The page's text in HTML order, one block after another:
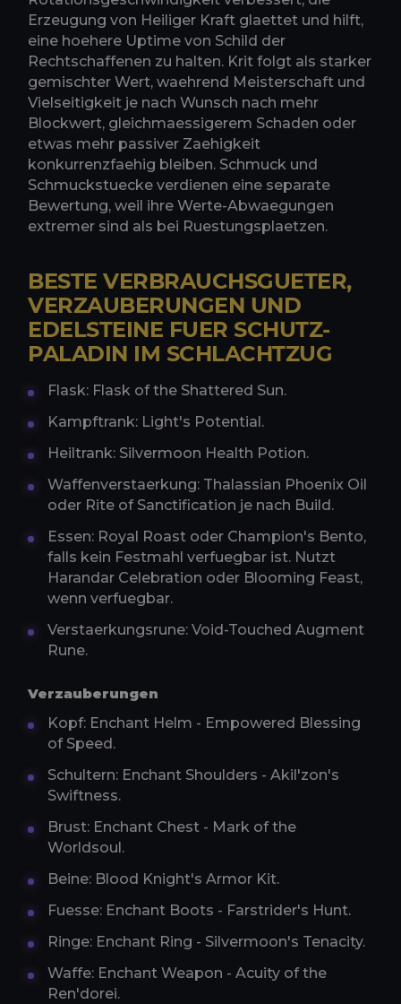
Erzeugung von Heiliger Kraft glaettet und hilft,
eine hoehere Uptime von Schild der
Rechtschaffenen zu halten. Krit folgt als starker
gemischter Wert, waehrend Meisterschaft und
Vielseitigkeit je nach Wunsch nach mehr
Blockwert, gleichmaessigerem Schaden oder
etwas mehr passiver Zaehigkeit
konkurrenzfaehig bleiben. Schmuck und
Schmuckstuecke verdienen eine separate
Bewertung, weil ihre Werte-Abwaegungen
extremer sind als bei Ruestungsplaetzen.
BESTE VERBRAUCHSGUETER,
VERZAUBERUNGEN UND
EDELSTEINE FUER SCHUTZ-
PALADIN IM SCHLACHTZUG
Flask: Flask of the Shattered Sun.
Kampftrank: Light's Potential.
Heiltrank: Silvermoon Health Potion.
Waffenverstaerkung: Thalassian Phoenix Oil
oder Rite of Sanctification je nach Build.
Essen: Royal Roast oder Champion's Bento,
falls kein Festmahl verfuegbar ist. Nutzt
Harandar Celebration oder Blooming Feast,
wenn verfuegbar.
Verstaerkungsrune: Void-Touched Augment
Rune.
Verzauberungen
Kopf: Enchant Helm - Empowered Blessing
of Speed.
Schultern: Enchant Shoulders - Akil'zon's
Swiftness.
Brust: Enchant Chest - Mark of the
Worldsoul.
Beine: Blood Knight's Armor Kit.
Fuesse: Enchant Boots - Farstrider's Hunt.
Ringe: Enchant Ring - Silvermoon's Tenacity.
Waffe: Enchant Weapon - Acuity of the
Ren'dorei.